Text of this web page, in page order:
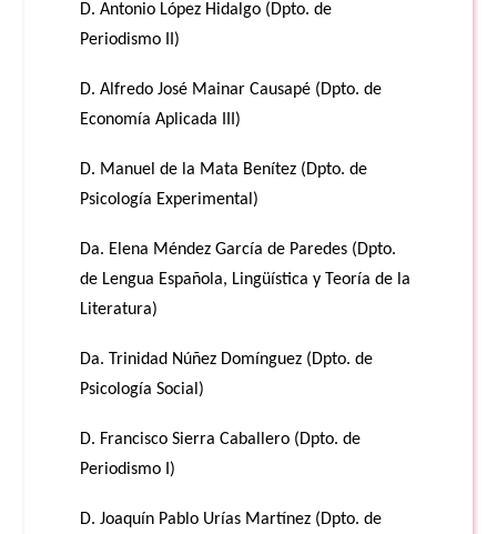
D. Antonio López Hidalgo (Dpto. de
Periodismo II)
D. Alfredo José Mainar Causapé (Dpto. de
Economía Aplicada III)
D. Manuel de la Mata Benítez (Dpto. de
Psicología Experimental)
Da. Elena Méndez García de Paredes (Dpto.
de Lengua Española, Lingüística y Teoría de la
Literatura)
Da. Trinidad Núñez Domínguez (Dpto. de
Psicología Social)
D. Francisco Sierra Caballero (Dpto. de
Periodismo I)
D. Joaquín Pablo Urías Martínez (Dpto. de